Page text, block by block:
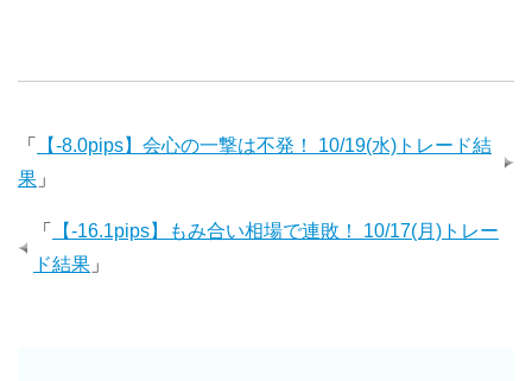
「
【-8.0pips】会心の一撃は不発！ 10/19(水)トレード結
果 」
「
【-16.1pips】もみ合い相場で連敗！ 10/17(月)トレー
ド結果 」